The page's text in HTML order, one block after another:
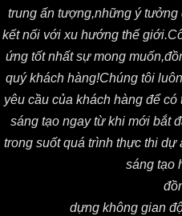
trung ấn tượng,những ý tưởng
kết nối với xu hướng thế
ứng tốt nhất sự mong
quý khách hàng!Chúng tôi
yêu cầu của khách hàng để
sáng tạo ngay từ khi mới bắt
trong suốt quá trình thực thi
sáng tạo
dựng không gian